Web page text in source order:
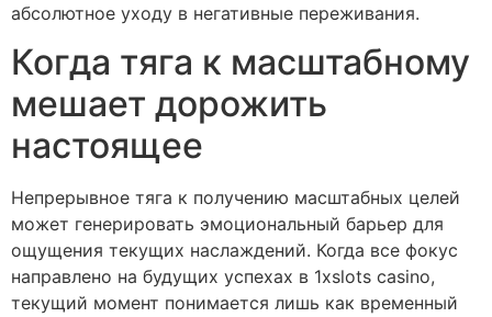
абсолютное уходу в негативные переживания.
Когда тяга к масштабному
мешает дорожить
настоящее
Непрерывное тяга к получению масштабных целей
может генерировать эмоциональный барьер для
ощущения текущих наслаждений. Когда все фокус
направлено на будущих успехах в 1xslots casino,
текущий момент понимается лишь как временный